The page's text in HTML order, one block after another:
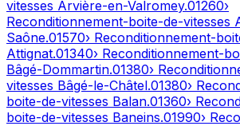
vitesses Arvière-en-Valromey.01260›
Reconditionnement-boite-de-vitesses
Saône.01570› Reconditionnement-
Attignat.01340› Reconditionnement-
Bâgé-Dommartin.01380›
vitesses Bâgé-le-Châtel.01380›
boite-de-vitesses Balan.01360›
boite-de-vitesses Baneins.01990›